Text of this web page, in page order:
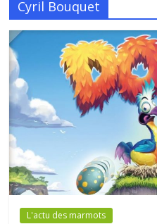
Cyril Bouquet
L'actu des marmots